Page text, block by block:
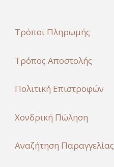
Τρόποι Πληρωμής
Τρόπος Αποστολής
Πολιτική Επιστροφών
Χονδρική Πώληση
Αναζήτηση Παραγγελίας